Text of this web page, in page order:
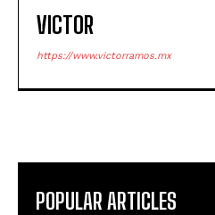
VICTOR
https://www.victorramos.mx
POPULAR ARTICLES